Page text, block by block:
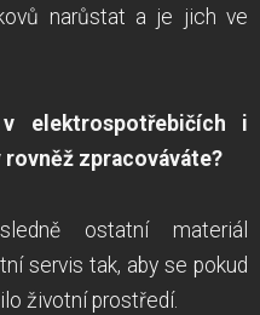
narůstat a je jich ve
elektrospotřebičích i
zpracováváte?
ostatní materiál
servis tak, aby se pokud
životní prostředí.